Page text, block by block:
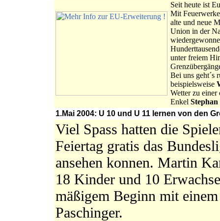
Seit heute ist
Mit
alte und neue
Union in der
unter freiem
Bei uns geht´s
beispielsweise
Wetter zu einer
Enkel Stephan
1.Mai 2004: U 10 und U 11 lernen von den
Viel Spass hatten die
Feiertag gratis das
ansehen konnen. Martin
18 Kinder und 10
mäßigem Beginn mit
Paschinger.